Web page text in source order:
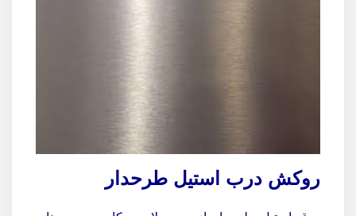
روکش درب استیل طرحدار